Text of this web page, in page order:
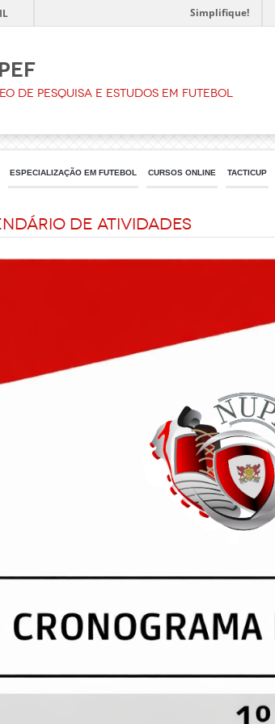
Simplifique!
de Pesquisa e Estudos em Futebol
ESPECIALIZAÇÃO EM FUTEBOL CURSOS ONLINE TACTICUP
de Atividades